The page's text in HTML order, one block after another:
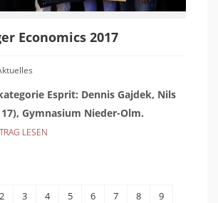
Economics 2017
Esprit: Dennis Gajdek, Nils
Gymnasium Nieder-Olm.
LESEN
2 3 4 5 6 7 8
9